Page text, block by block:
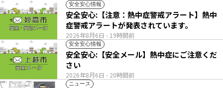
安全安心情報
2026年8月6日 - 19時間前
安全安心:【注意：熱中症警戒アラート】熱中
症警戒アラートが発表されています。
安全安心情報
2026年8月6日 - 20時間前
安全安心:【安全メール】熱中症にご注意くだ
さい
ニュース